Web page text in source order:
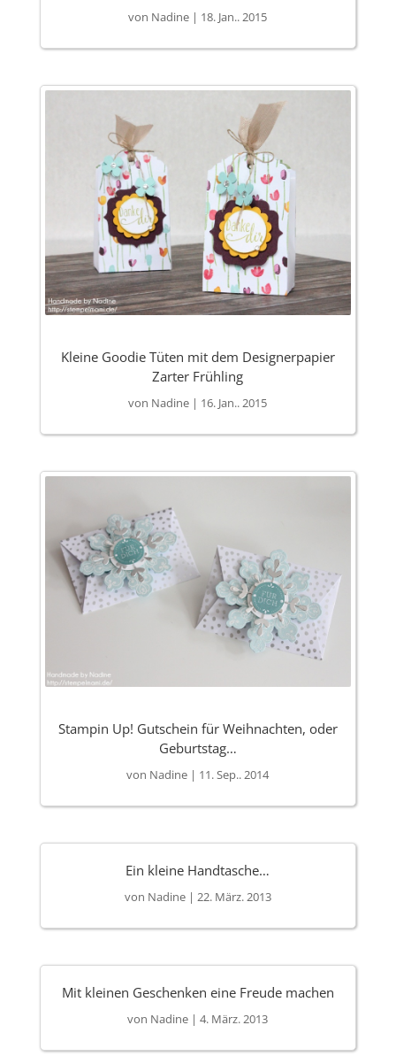
von Nadine | 18. Jan.. 2015
Kleine Goodie Tüten mit dem Designerpapier
Zarter Frühling
von Nadine | 16. Jan.. 2015
Stampin Up! Gutschein für Weihnachten, oder
Geburtstag…
von Nadine | 11. Sep.. 2014
Ein kleine Handtasche…
von Nadine| 22. März. 2013
Mit kleinen Geschenken eine Freude machen
von Nadine |4. März. 2013